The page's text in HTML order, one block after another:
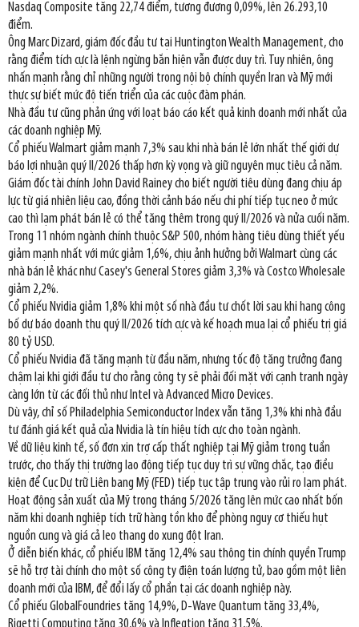
Nasdaq Composite tăng 22,74 điểm, tương đương 0,09%, lên 26.293,10
điểm.
Ông Marc Dizard, giám đốc đầu tư tại Huntington Wealth Management, cho
rằng điểm tích cực là lệnh ngừng bắn hiện vẫn được duy trì. Tuy nhiên, ông
nhấn mạnh rằng chỉ những người trong nội bộ chính quyền Iran và Mỹ mới
thực sự biết mức độ tiến triển của các cuộc đàm phán.
Nhà đầu tư cũng phản ứng với loạt báo cáo kết quả kinh doanh mới nhất của
các doanh nghiệp Mỹ.
Cổ phiếu Walmart giảm mạnh 7,3% sau khi nhà bán lẻ lớn nhất thế giới dự
báo lợi nhuận quý II/2026 thấp hơn kỳ vọng và giữ nguyên mục tiêu cả năm.
Giám đốc tài chính John David Rainey cho biết người tiêu dùng đang chịu áp
lực từ giá nhiên liệu cao, đồng thời cảnh báo nếu chi phí tiếp tục neo ở mức
cao thì lạm phát bán lẻ có thể tăng thêm trong quý II/2026 và nửa cuối năm.
Trong 11 nhóm ngành chính thuộc S&P 500, nhóm hàng tiêu dùng thiết yếu
giảm mạnh nhất với mức giảm 1,6%, chịu ảnh hưởng bởi Walmart cùng các
nhà bán lẻ khác như Casey's General Stores giảm 3,3% và Costco Wholesale
giảm 2,2%.
Cổ phiếu Nvidia giảm 1,8% khi một số nhà đầu tư chốt lời sau khi hang công
bố dự báo doanh thu quý II/2026 tích cực và kế hoạch mua lại cổ phiếu trị giá
80 tỷ USD.
Cổ phiếu Nvidia đã tăng mạnh từ đầu năm, nhưng tốc độ tăng trưởng đang
chậm lại khi giới đầu tư cho rằng công ty sẽ phải đối mặt với cạnh tranh ngày
càng lớn từ các đối thủ như Intel và Advanced Micro Devices.
Dù vậy, chỉ số Philadelphia Semiconductor Index vẫn tăng 1,3% khi nhà đầu
tư đánh giá kết quả của Nvidia là tín hiệu tích cực cho toàn ngành.
Về dữ liệu kinh tế, số đơn xin trợ cấp thất nghiệp tại Mỹ giảm trong tuần
trước, cho thấy thị trường lao động tiếp tục duy trì sự vững chắc, tạo điều
kiện để Cục Dự trữ Liên bang Mỹ (FED) tiếp tục tập trung vào rủi ro lạm phát.
Hoạt động sản xuất của Mỹ trong tháng 5/2026 tăng lên mức cao nhất bốn
năm khi doanh nghiệp tích trữ hàng tồn kho để phòng nguy cơ thiếu hụt
nguồn cung và giá cả leo thang do xung đột Iran.
Ở diễn biến khác, cổ phiếu IBM tăng 12,4% sau thông tin chính quyền Trump
sẽ hỗ trợ tài chính cho một số công ty điện toán lượng tử, bao gồm một liên
doanh mới của IBM, để đổi lấy cổ phần tại các doanh nghiệp này.
Cổ phiếu GlobalFoundries tăng 14,9%, D-Wave Quantum tăng 33,4%,
Rigetti Computing tăng 30,6% và Infleqtion tăng 31,5%.